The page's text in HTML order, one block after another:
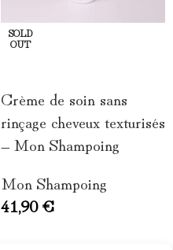
SOLD
OUT
Crème de soin sans
rinçage cheveux texturisés
– Mon Shampoing
Mon Shampoing
41,90€